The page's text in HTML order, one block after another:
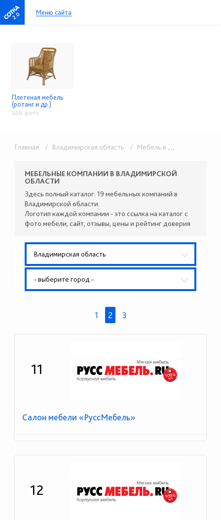
2.0 Меню сайта
Плетеная мебель
(ротанг и др.)
588 фото
Главная / Владимирская область / Мебель в розницу
МЕБЕЛЬНЫЕ КОМПАНИИ В ВЛАДИМИРСКОЙ
ОБЛАСТИ
Здесь полный каталог: 19 мебельных компаний в
Владимирской области.
Логотип каждой компании - это ссылка на каталог с
фото мебели, сайт, отзывы, цены и рейтинг доверия
Владимирская область
- выберите город -
1 2 3
11
Салон мебели «РуссМебель»
12